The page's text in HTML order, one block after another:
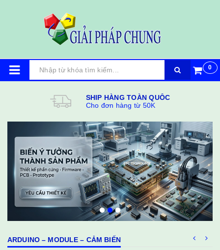
0
SHIP HÀNG TOÀN QUỐC
Cho đơn hàng từ 50K
ARDUINO – MODULE – CẢM BIẾN